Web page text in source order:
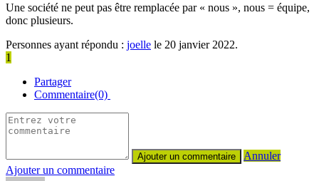
Une société ne peut pas être remplacée par « nous », nous = équipe,
donc plusieurs.
Personnes ayant répondu : joelle le 20 janvier 2022.
1
Partager
Commentaire(0)
Annuler
Ajouter un commentaire